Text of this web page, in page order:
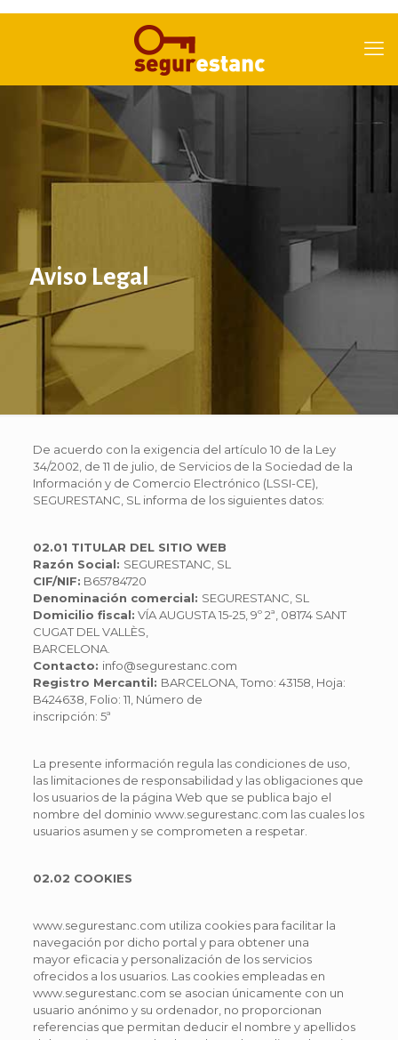
Aviso Legal
De acuerdo con la exigencia del artículo 10 de la Ley
34/2002, de 11 de julio, de Servicios de la Sociedad de la
Información y de Comercio Electrónico (LSSI-CE),
SEGURESTANC, SL informa de los siguientes datos:
02.01 TITULAR DEL SITIO WEB
Razón Social: SEGURESTANC, SL
CIF/NIF: B65784720
Denominación comercial: SEGURESTANC, SL
Domicilio fiscal: VÍA AUGUSTA 15-25, 9º 2ª, 08174 SANT
CUGAT DEL VALLÈS,
BARCELONA.
Contacto: info@segurestanc.com
Registro Mercantil: BARCELONA, Tomo: 43158, Hoja:
B424638, Folio: 11, Número de
inscripción: 5ª
La presente información regula las condiciones de uso,
las limitaciones de responsabilidad y las obligaciones que
los usuarios de la página Web que se publica bajo el
nombre del dominio www.segurestanc.com las cuales los
usuarios asumen y se comprometen a respetar.
02.02 COOKIES
www.segurestanc.com utiliza cookies para facilitar la
navegación por dicho portal y para obtener una
mayor eficacia y personalización de los servicios
ofrecidos a los usuarios. Las cookies empleadas en
www.segurestanc.com se asocian únicamente con un
usuario anónimo y su ordenador, no proporcionan
referencias que permitan deducir el nombre y apellidos